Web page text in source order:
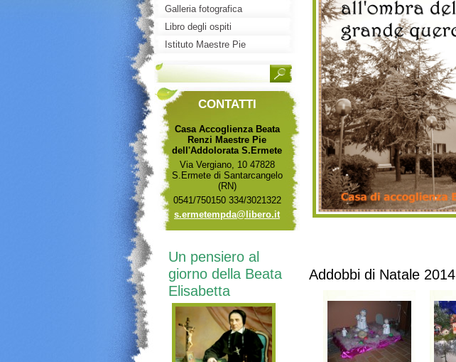
Addobbi di Natale 2014
Galleria fotografica
Libro degli ospiti
Istituto Maestre Pie
CONTATTI
Casa Accoglienza Beata
Renzi Maestre Pie
dell'Addolorata S.Ermete
Via Vergiano, 10 47828
S.Ermete di Santarcangelo
(RN)
0541/750150 334/3021322
s.ermetempda@libero.it
Un pensiero al
giorno della Beata
Elisabetta